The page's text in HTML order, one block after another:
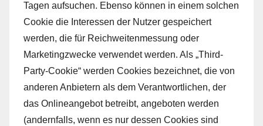
Tagen aufsuchen. Ebenso können in einem solchen
Cookie die Interessen der Nutzer gespeichert
werden, die für Reichweitenmessung oder
Marketingzwecke verwendet werden. Als „Third-
Party-Cookie“ werden Cookies bezeichnet, die von
anderen Anbietern als dem Verantwortlichen, der
das Onlineangebot betreibt, angeboten werden
(andernfalls, wenn es nur dessen Cookies sind